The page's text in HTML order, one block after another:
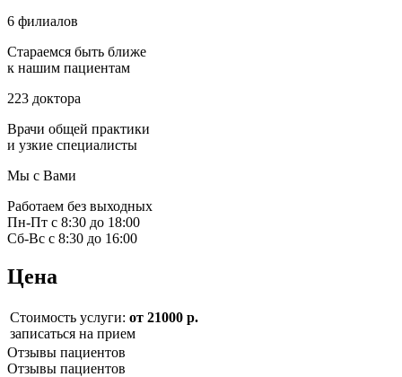
6 филиалов
Стараемся быть ближе
к нашим пациентам
223 доктора
Врачи общей практики
и узкие специалисты
Мы с Вами
Работаем без выходных
Пн-Пт с 8:30 до 18:00
Сб-Вс с 8:30 до 16:00
Цена
Стоимость услуги: от 21000 р.
записаться на прием
Отзывы пациентов
Отзывы пациентов